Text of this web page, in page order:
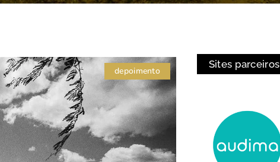
depoimento
Sites parceiros